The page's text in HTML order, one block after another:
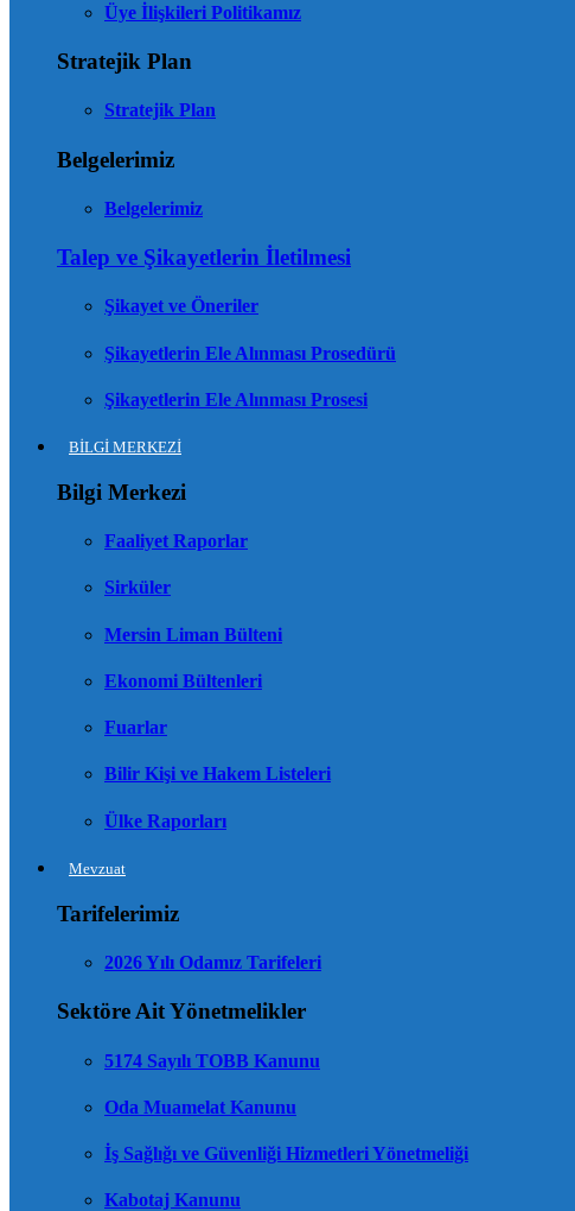
Üye İlişkileri Politikamız
Stratejik Plan
Stratejik Plan
Belgelerimiz
Belgelerimiz
Talep ve Şikayetlerin İletilmesi
Şikayet ve Öneriler
Şikayetlerin Ele Alınması Prosedürü
Şikayetlerin Ele Alınması Prosesi
BİLGİ MERKEZİ
Bilgi Merkezi
Faaliyet Raporlar
Sirküler
Mersin Liman Bülteni
Ekonomi Bültenleri
Fuarlar
Bilir Kişi ve Hakem Listeleri
Ülke Raporları
Mevzuat
Tarifelerimiz
2026 Yılı Odamız Tarifeleri
Sektöre Ait Yönetmelikler
5174 Sayılı TOBB Kanunu
Oda Muamelat Kanunu
İş Sağlığı ve Güvenliği Hizmetleri Yönetmeliği
Kabotaj Kanunu